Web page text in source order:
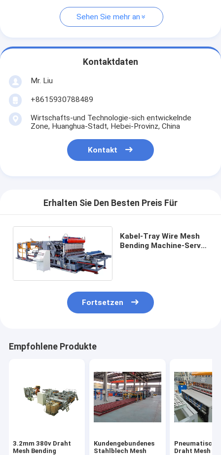
Sehen Sie mehr an
Kontaktdaten
Mr. Liu
+8615930788489
Wirtschafts-und Technologie-sich entwickelnde
Zone, Huanghua-Stadt, Hebei-Provinz, China
Kontakt
Erhalten Sie Den Besten Preis Für
Kabel-Tray Wire Mesh
Bending Machine-Servo
Fortsetzen
Empfohlene Produkte
3.2mm 380v Draht
Mesh Bending
Kundengebundenes
Stahlblech Mesh
Draht Mesh